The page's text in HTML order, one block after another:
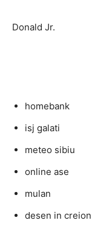
Donald Jr.
homebank
isj galati
meteo sibiu
online ase
mulan
desen in creion